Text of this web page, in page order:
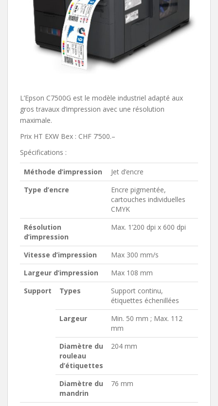
L’Epson C7500G est le modèle industriel adapté aux
gros travaux d’impression avec une résolution
maximale.
Prix HT EXW Bex : CHF 7’500.–
Spécifications :
Méthode d’impression
Jet d’encre
Type d’encre
Encre pigmentée,
cartouches individuelles
CMYK
Résolution
d’impression
Max. 1’200 dpi x 600 dpi
Vitesse d’impression
Max 300 mm/s
Largeur d’impression
Max 108 mm
Support
Types
Support continu,
étiquettes échenillées
Largeur
Min. 50 mm ; Max. 112
mm
Diamètre du
rouleau
d’étiquettes
204 mm
Diamètre du
mandrin
76 mm